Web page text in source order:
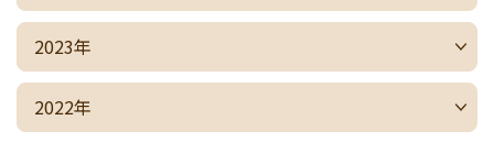
2023年
2022年